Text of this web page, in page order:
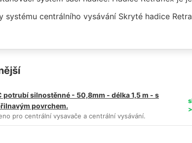
systému centrálního vysávání Skryté hadice
potrubí silnostěnné - 50,8mm - délka 1,5 m - s
povrchem.
pro centrální vysavače a centrální vysávání.